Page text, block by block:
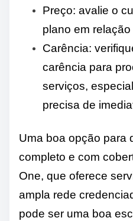
Preço: avalie o
plano em
Carência:
carência para
serviços,
precisa de
Uma boa opção para
completo e com
One, que oferece
ampla rede
pode ser uma boa